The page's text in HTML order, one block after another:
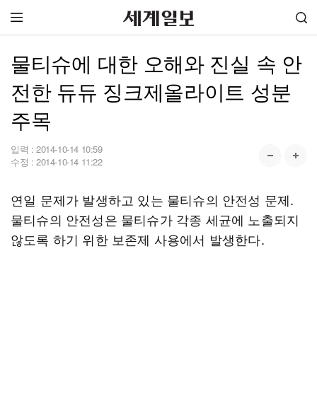
물티슈에 대한 오해와 진실 속 안
전한 듀듀 징크제올라이트 성분
주목
입력 : 2014-10-14 10:59
수정 : 2014-10-14 11:22
연일 문제가 발생하고 있는 물티슈의 안전성 문제.
물티슈의 안전성은 물티슈가 각종 세균에 노출되지
않도록 하기 위한 보존제 사용에서 발생한다.